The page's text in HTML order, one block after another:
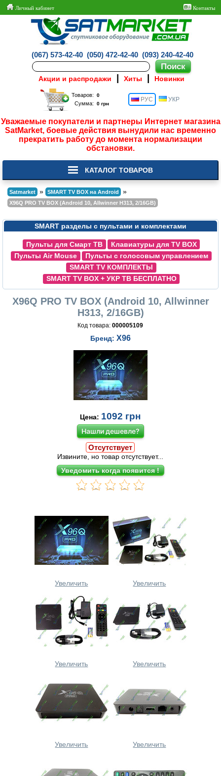
Личный кабинет Контакты
(067) 573-42-40 (050) 472-42-40 (093) 240-42-40
Акции и распродажи Хиты Новинки
Товаров:
Сумма:
РУС УКР
Уважаемые покупатели и партнеры Интернет магазина
SatMarket, боевые действия вынудили нас временно
прекратить работу до момента нормализации
обстановки.
КАТАЛОГ ТОВАРОВ
Satmarket » SMART TV BOX на Android »
X96Q PRO TV BOX (Android 10, Allwinner H313, 2/16GB)
SMART разделы с пультами и комплектами
Пульты для Смарт ТВ
Клавиатуры для TV BOX
Пульты Air Mouse
Пульты с голосовым управлением
SMART TV КОМПЛЕКТЫ
SMART TV BOX + УКР ТВ БЕСПЛАТНО
X96Q PRO TV BOX (Android 10, Allwinner
H313, 2/16GB)
Код товара:000005109
Бренд: X96
Цена: 1092 грн
Нашли дешевле?
Отсутствует
Извините, но товар отсутствует...
Увеличить Увеличить
Увеличить Увеличить
Увеличить Увеличить